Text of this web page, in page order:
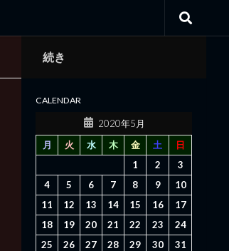
続き
CALENDAR
2020年5月
月
火 水 木 金 土
日
1
2
3
4
5 6 7 8 9
10
11
12 13 14 15 16
17
18
19 20 21 22 23
24
25
26 27 28 29 30
31